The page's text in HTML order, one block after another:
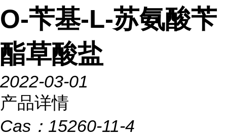
O-苄基-L-苏氨酸苄
酯草酸盐
2022-03-01
产品详情
Cas： 15260-11-4